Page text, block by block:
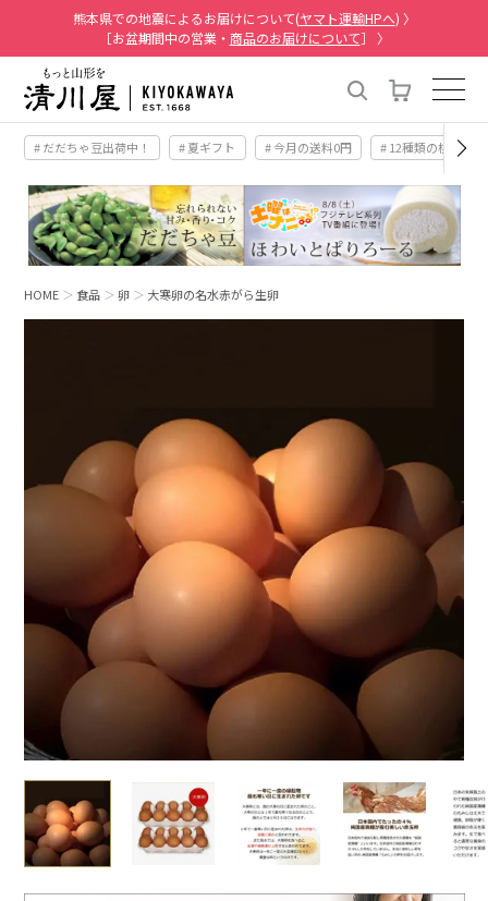
熊本県での地震によるお届けについて(ヤマト運輸HPへ) 〉
［お盆期間中の営業・ 商品のお届けについて］ 〉
# だだちゃ豆出荷中！ # 夏ギフト # 今月の送料0円 # 12種類の桃
HOME 食品 卵 大寒卵の名水赤がら生卵